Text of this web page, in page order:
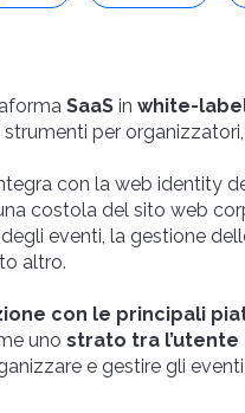
SaaS in white-
per
con la web identity
costola del sito web
eventi, la gestione
altro.
con le principali
uno strato tra l’utente
e gestire gli